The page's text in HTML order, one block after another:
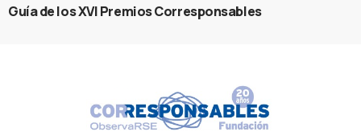
Guía de los XVI Premios Corresponsables